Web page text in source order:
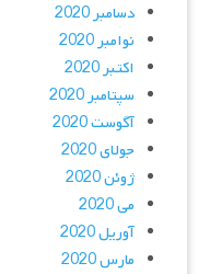
دسامبر 2020
نوامبر 2020
اکتبر 2020
سپتامبر 2020
آگوست 2020
جولای 2020
ژوئن 2020
می 2020
آوریل 2020
مارس 2020